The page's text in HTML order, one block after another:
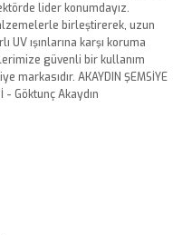
lider konumdayız.
birleştirerek, uzun
ışınlarına karşı koruma
güvenli bir kullanım
markasıdır. AKAYDIN ŞEMSİYE
- Göktunç Akaydın